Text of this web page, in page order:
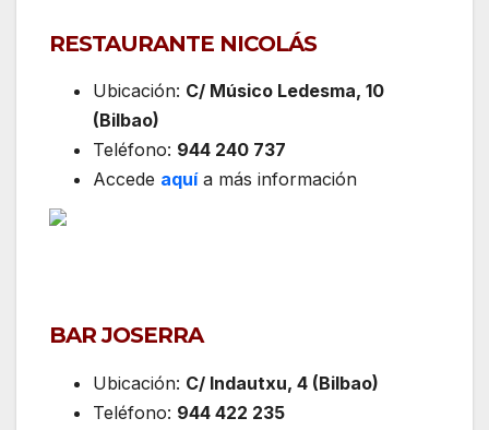
RESTAURANTE NICOLÁS
Ubicación: C/ Músico Ledesma, 10
(Bilbao)
Teléfono: 944 240 737
Accede aquí a más información
BAR JOSERRA
Ubicación: C/ Indautxu, 4 (Bilbao)
Teléfono: 944 422 235